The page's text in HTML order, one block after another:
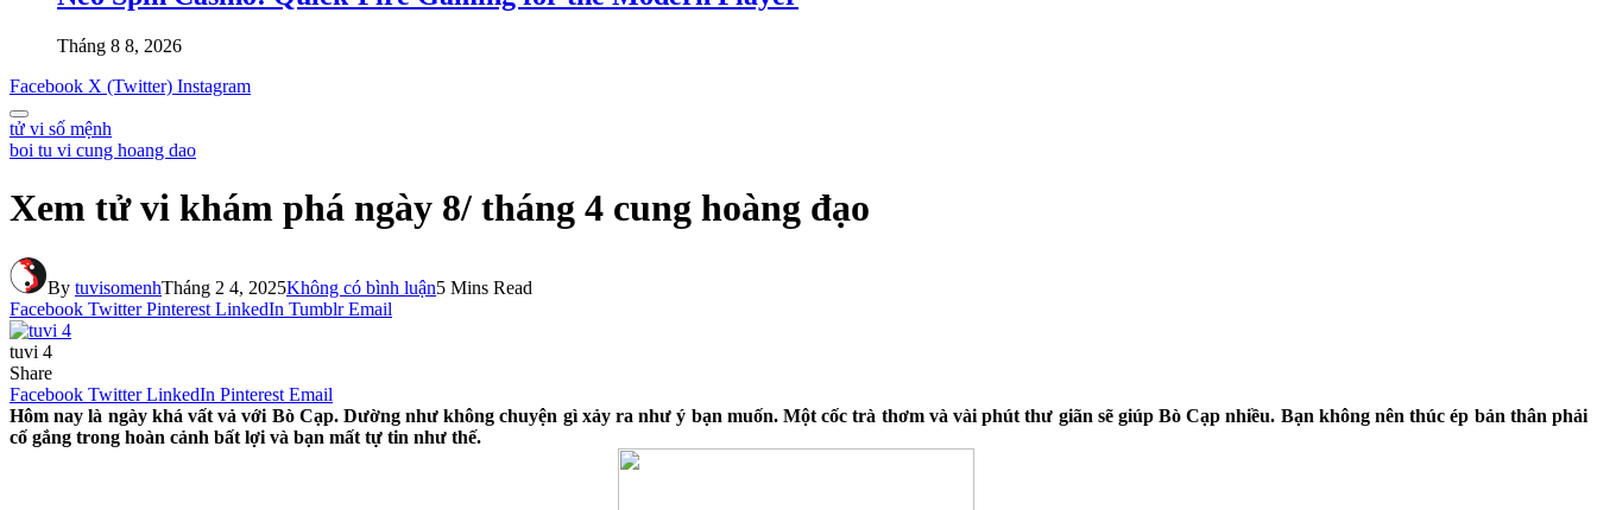
Tháng 8 8, 2026
Facebook X (Twitter) Instagram
tử vi số mệnh
boi tu vi cung hoang dao
Xem tử vi khám phá ngày 8/ tháng 4 cung hoàng đạo
By tuvisomenhTháng 2 4, 2025Không có bình luận5 Mins Read
Facebook Twitter Pinterest LinkedIn Tumblr Email
tuvi 4
Share
Facebook Twitter LinkedIn Pinterest Email
Hôm nay là ngày khá vất vả với Bò Cạp. Dường như không chuyện gì xảy ra như ý bạn muốn. Một cốc trà thơm và vài phút thư giãn sẽ giúp Bò Cạp nhiều. Bạn không nên thúc ép bản thân phải
cố gắng trong hoàn cảnh bất lợi và bạn mất tự tin như thế.